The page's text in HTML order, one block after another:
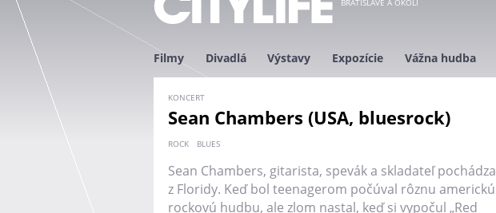
BRATISLAVE A OKOLÍ
Filmy Divadlá Výstavy Expozície Vážna hudba
KONCERT
Sean Chambers (USA, bluesrock)
ROCK BLUES
Sean Chambers, gitarista, spevák a skladateľ pochádza
z Floridy. Keď bol teenagerom počúval rôznu americkú
rockovú hudbu, ale zlom nastal, keď si vypočul „Red